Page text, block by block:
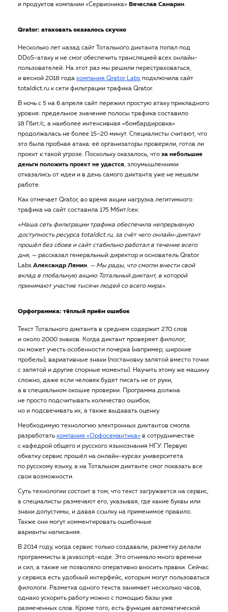
и продуктов компании «Сервионика» Вячеслав Самарин.
Qrator: атаковать оказалось скучно
Несколько лет назад сайт Тотального диктанта попал под
DDoS-атаку и не смог обеспечить трансляцией всех онлайн-
пользователей. На этот раз мы решили перестраховаться,
и весной 2018 года компания Qrator Labs подключила сайт
totaldict.ru к сети фильтрации трафика Qrator.
В ночь с 5 на 6 апреля сайт пережил простую атаку прикладного
уровня: предельное значение полосы трафика составило
18 Гбит/с, а наиболее интенсивная «бомбардировка»
продолжалась не более 15–20 минут. Специалисты считают, что
это была пробная атака: её организаторы проверяли, готов ли
проект к такой угрозе. Поскольку оказалось, что за небольшие
деньги положить проект не удастся, злоумышленники
отказались от идеи и в день самого диктанта уже не мешали
работе.
Как отмечает Qrator, во время акции нагрузка легитимного
трафика на сайт составила 175 Мбит/сек.
«Наша сеть фильтрации трафика обеспечила непрерывную
доступность ресурса totaldict.ru, за счёт чего онлайн-диктант
прошёл без сбоев и сайт стабильно работал в течение всего
дня, — рассказал генеральный директор и основатель Qrator
Labs Александр Лямин. — Мы рады, что смогли внести свой
вклад в глобальную акцию Тотальный диктант, в которой
принимают участие тысячи людей со всего мира».
Орфограммка: тёплый приём ошибок
Текст Тотального диктанта в среднем содержит 270 слов
и около 2000 знаков. Когда диктант проверяет филолог,
он может учесть особенности почерка (например, широкие
пробелы), вариативные знаки (постановку запятой вместо точки
с запятой и другие спорные моменты). Научить этому же машину
сложно, даже если человек будет писать не от руки,
а в специальном окошке проверки. Программа должна
не просто подсчитывать количество ошибок,
но и подсвечивать их, а также выдавать оценку.
Необходимую технологию электронных диктантов смогла
разработать компания «Орфосемантика» в сотрудничестве
с кафедрой общего и русского языкознания НГУ. Первую
обкатку сервис прошёл на онлайн-курсах университета
по русскому языку, а на Тотальном диктанте смог показать все
свои возможности.
Суть технологии состоит в том, что текст загружается на сервис,
а специалисты размечают его, указывая, где какие буквы или
знаки допустимы, и давая ссылку на применимое правило.
Также они могут комментировать ошибочные
варианты написания.
В 2014 году, когда сервис только создавали, разметку делали
программисты в javascript-коде. Это отнимало много времени
и сил, а также не позволяло оперативно вносить правки. Сейчас
у сервиса есть удобный интерфейс, которым могут пользоваться
филологи. Разметка одного текста занимает несколько часов,
однако ускорить работу можно с помощью базы уже
размеченных слов. Кроме того, есть функция автоматической